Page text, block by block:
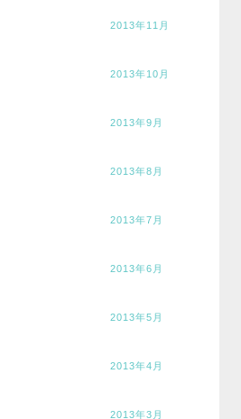
2013年11月
2013年10月
2013年9月
2013年8月
2013年7月
2013年6月
2013年5月
2013年4月
2013年3月